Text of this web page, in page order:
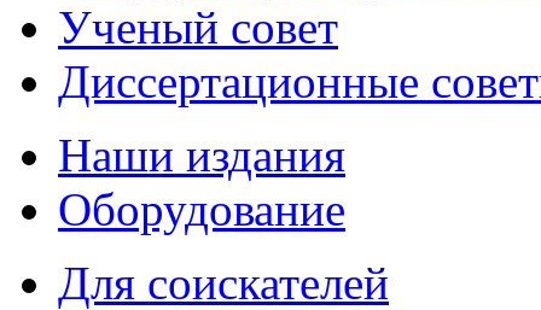
Ученый совет
Диссертационные
Наши издания
Оборудование
Для соискателей